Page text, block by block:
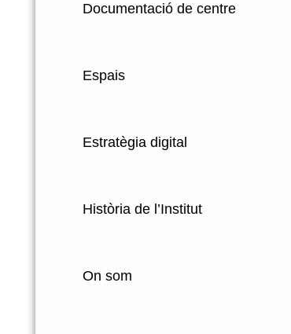
Documentació de centre
Espais
Estratègia digital
Història de l’Institut
On som